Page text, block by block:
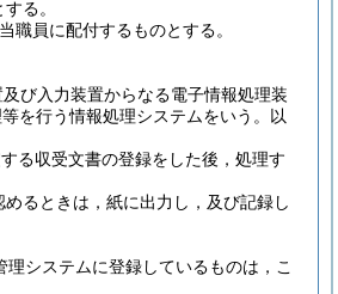
る。
職員に配付するものとする。
び入力装置からなる電子情報処理装
を行う情報処理システムをいう。以
る収受文書の登録をした後，処理す
るときは，紙に出力し，及び記録し
システムに登録しているものは，こ